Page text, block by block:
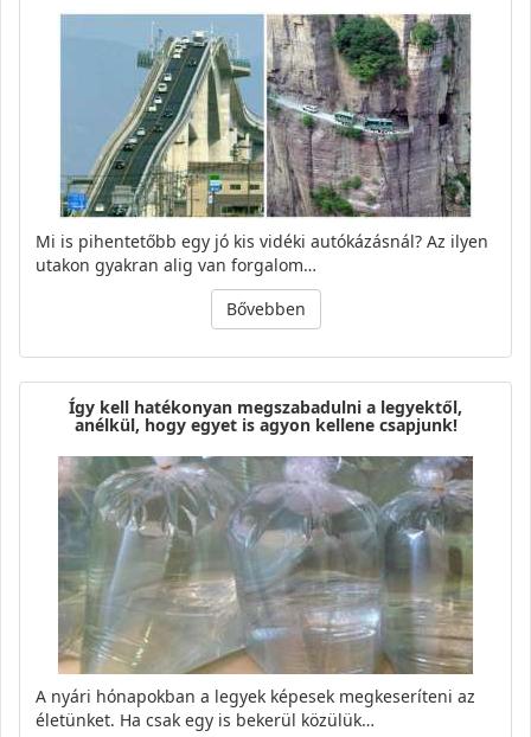
Mi is pihentetőbb egy jó kis vidéki autókázásnál? Az ilyen
utakon gyakran alig van forgalom…
Bővebben
Így kell hatékonyan megszabadulni a legyektől,
anélkül, hogy egyet is agyon kellene csapjunk!
A nyári hónapokban a legyek képesek megkeseríteni az
életünket. Ha csak egy is bekerül közülük…